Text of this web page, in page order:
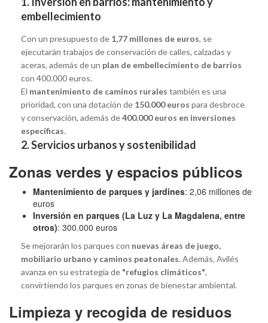
embellecimiento
Con un presupuesto de 1,77 millones de euros, se
ejecutarán trabajos de conservación de calles, calzadas y
aceras, además de un plan de embellecimiento de barrios
con 400.000 euros.
El mantenimiento de caminos rurales también es una
prioridad, con una dotación de 150.000 euros para desbroce
y conservación, además de400.000 euros en inversiones
específicas.
2. Servicios urbanos y sostenibilidad
Zonas verdes y espacios públicos
Mantenimiento de parques y jardines: 2,06 millones de
euros
Inversión en parques (La Luz y La Magdalena, entre
otros): 300.000 euros
Se mejorarán los parques con nuevas áreas de juego,
mobiliario urbano y caminos peatonales. Además, Avilés
avanza en su estrategia de "refugios climáticos",
convirtiendo los parques en zonas de bienestar ambiental.
Limpieza y recogida de residuos